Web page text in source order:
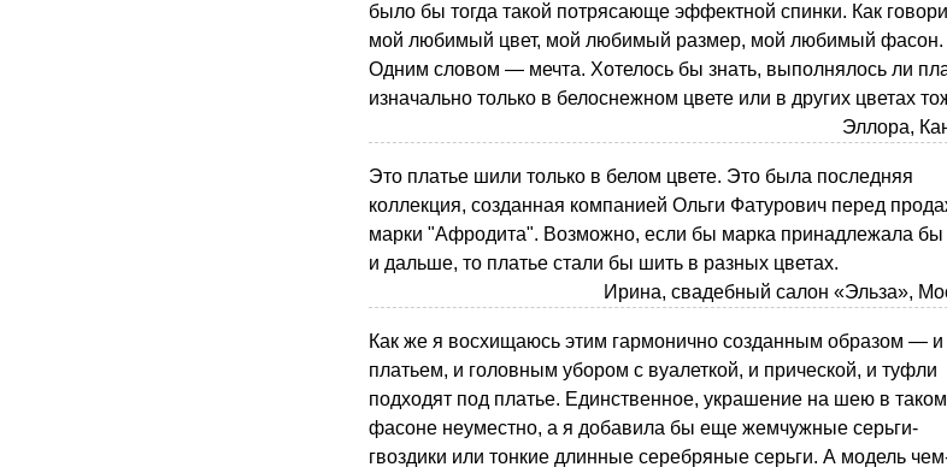
было бы тогда такой потрясающе эффектной спинки. Как
мой любимый цвет, мой любимый размер, мой любимый фасон.
Одним словом — мечта. Хотелось бы знать, выполнялось ли
изначально только в белоснежном цвете или в других цветах
Эллора,
Это платье шили только в белом цвете. Это была последняя
коллекция, созданная компанией Ольги Фатурович перед
марки "Афродита". Возможно, если бы марка принадлежала бы
и дальше, то платье стали бы шить в разных цветах.
Ирина, свадебный салон «Эльза»,
Как же я восхищаюсь этим гармонично созданным образом — и
платьем, и головным убором с вуалеткой, и прической, и туфли
подходят под платье. Единственное, украшение на шею в таком
фасоне неуместно, а я добавила бы еще жемчужные серьги-
гвоздики или тонкие длинные серебряные серьги. А модель